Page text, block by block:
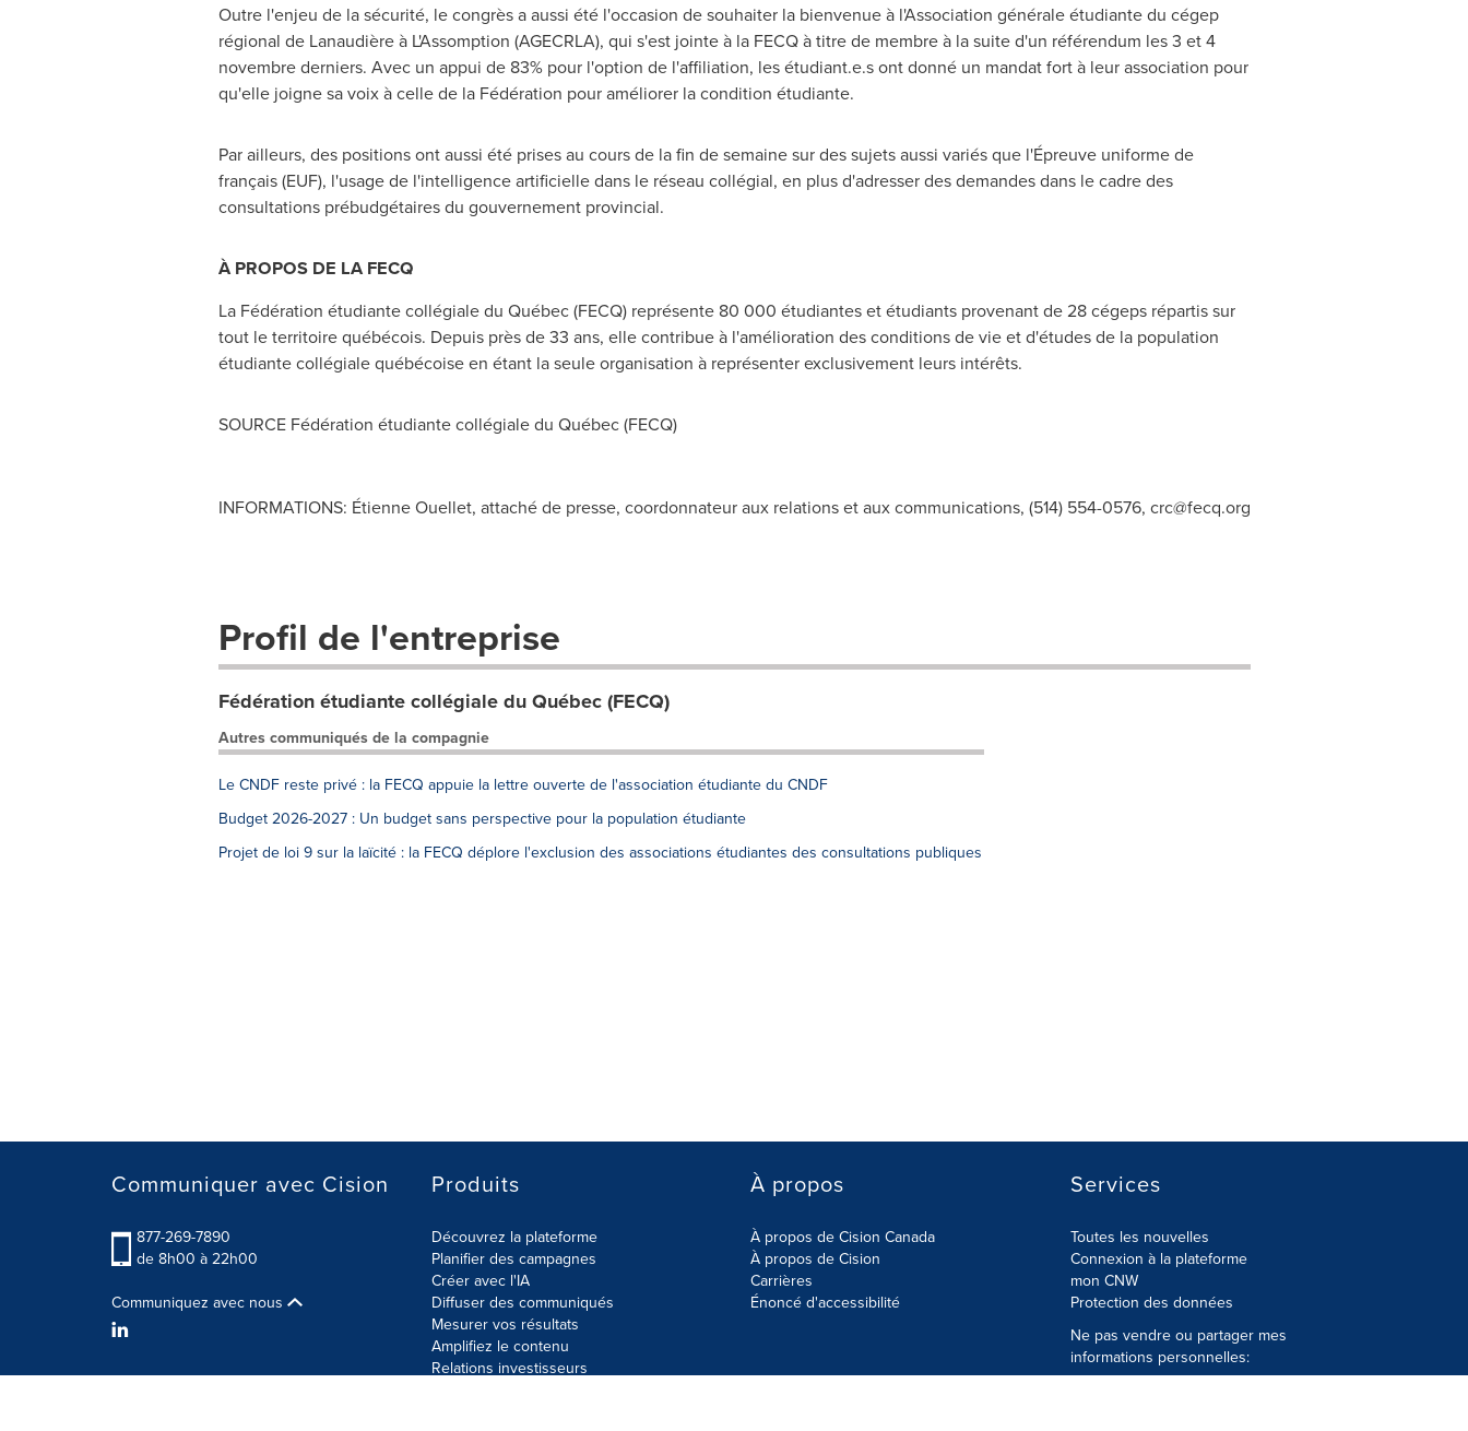
Outre l'enjeu de la sécurité, le congrès a aussi été l'occasion de souhaiter la bienvenue à l'Association générale étudiante du cégep
régional de Lanaudière à L'Assomption (AGECRLA), qui s'est jointe à la FECQ à titre de membre à la suite d'un référendum les 3 et 4
novembre derniers. Avec un appui de 83% pour l'option de l'affiliation, les étudiant.e.s ont donné un mandat fort à leur association pour
qu'elle joigne sa voix à celle de la Fédération pour améliorer la condition étudiante.
Par ailleurs, des positions ont aussi été prises au cours de la fin de semaine sur des sujets aussi variés que l'Épreuve uniforme de
français (EUF), l'usage de l'intelligence artificielle dans le réseau collégial, en plus d'adresser des demandes dans le cadre des
consultations prébudgétaires du gouvernement provincial.
À PROPOS DE LA FECQ
La Fédération étudiante collégiale du Québec (FECQ) représente 80 000 étudiantes et étudiants provenant de 28 cégeps répartis sur
tout le territoire québécois. Depuis près de 33 ans, elle contribue à l'amélioration des conditions de vie et d'études de la population
étudiante collégiale québécoise en étant la seule organisation à représenter exclusivement leurs intérêts.
SOURCE Fédération étudiante collégiale du Québec (FECQ)
INFORMATIONS: Étienne Ouellet, attaché de presse, coordonnateur aux relations et aux communications, (514) 554-0576, crc@fecq.org
Profil de l'entreprise
Fédération étudiante collégiale du Québec (FECQ)
Autres communiqués de la compagnie
Le CNDF reste privé : la FECQ appuie la lettre ouverte de l'association étudiante du CNDF
Budget 2026-2027 : Un budget sans perspective pour la population étudiante
Projet de loi 9 sur la laïcité : la FECQ déplore l'exclusion des associations étudiantes des consultations publiques
Communiquer avec Cision
877-269-7890
de 8h00 à 22h00
Communiquez avec nous
Produits
Découvrez la plateforme
Planifier des campagnes
Créer avec l'IA
Diffuser des communiqués
Mesurer vos résultats
Amplifiez le contenu
Relations investisseurs
À propos
À propos de Cision Canada
À propos de Cision
Carrières
Énoncé d'accessibilité
Services
Toutes les nouvelles
Connexion à la plateforme
mon CNW
Protection des données
Ne pas vendre ou partager mes
informations personnelles: